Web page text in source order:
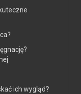
ich wygląd?